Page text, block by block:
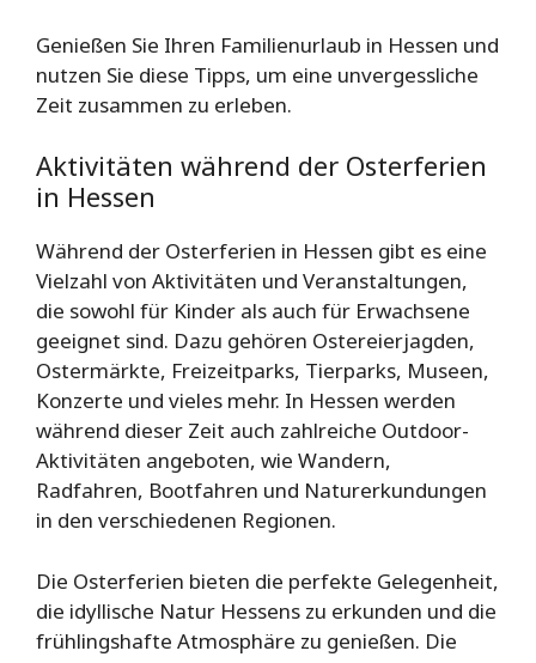
Genießen Sie Ihren Familienurlaub in Hessen und
nutzen Sie diese Tipps, um eine unvergessliche
Zeit zusammen zu erleben.
Aktivitäten während der Osterferien
in Hessen
Während der Osterferien in Hessen gibt es eine
Vielzahl von Aktivitäten und Veranstaltungen,
die sowohl für Kinder als auch für Erwachsene
geeignet sind. Dazu gehören Ostereierjagden,
Ostermärkte, Freizeitparks, Tierparks, Museen,
Konzerte und vieles mehr. In Hessen werden
während dieser Zeit auch zahlreiche Outdoor-
Aktivitäten angeboten, wie Wandern,
Radfahren, Bootfahren und Naturerkundungen
in den verschiedenen Regionen.
Die Osterferien bieten die perfekte Gelegenheit,
die idyllische Natur Hessens zu erkunden und die
frühlingshafte Atmosphäre zu genießen. Die